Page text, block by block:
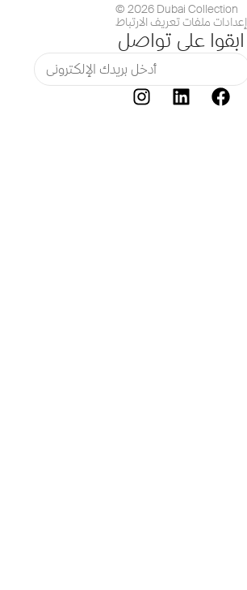
© 2026 Dubai Collection
إعدادات ملفات تعريف الارتباط
ابقوا على تواصل